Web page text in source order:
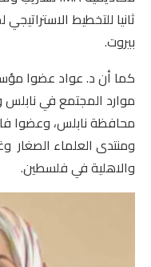
ثانيا للتخطيط
بيروت.
كما أن د. عواد عضوا
موارد المجتمع في نابلس
محافظة نابلس، وعضوا
ومنتدى العلماء الصغار
والاهلية في فلسطين.